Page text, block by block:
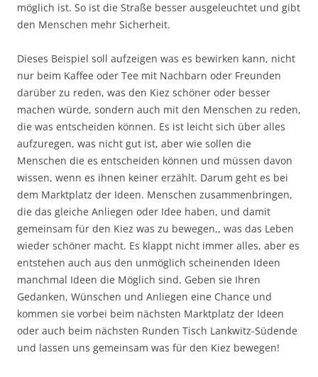
möglich ist. So ist die Straße besser ausgeleuchtet und gibt
den Menschen mehr Sicherheit.
Dieses Beispiel soll aufzeigen was es bewirken kann, nicht
nur beim Kaffee oder Tee mit Nachbarn oder Freunden
darüber zu reden, was den Kiez schöner oder besser
machen würde, sondern auch mit den Menschen zu reden,
die was entscheiden können. Es ist leicht sich über alles
aufzuregen, was nicht gut ist, aber wie sollen die
Menschen die es entscheiden können und müssen davon
wissen, wenn es ihnen keiner erzählt. Darum geht es bei
dem Marktplatz der Ideen. Menschen zusammenbringen,
die das gleiche Anliegen oder Idee haben, und damit
gemeinsam für den Kiez was zu bewegen,, was das Leben
wieder schöner macht. Es klappt nicht immer alles, aber es
entstehen auch aus den unmöglich scheinenden Ideen
manchmal Ideen die Möglich sind. Geben sie Ihren
Gedanken, Wünschen und Anliegen eine Chance und
kommen sie vorbei beim nächsten Marktplatz der Ideen
oder auch beim nächsten Runden Tisch Lankwitz-Südende
und lassen uns gemeinsam was für den Kiez bewegen!